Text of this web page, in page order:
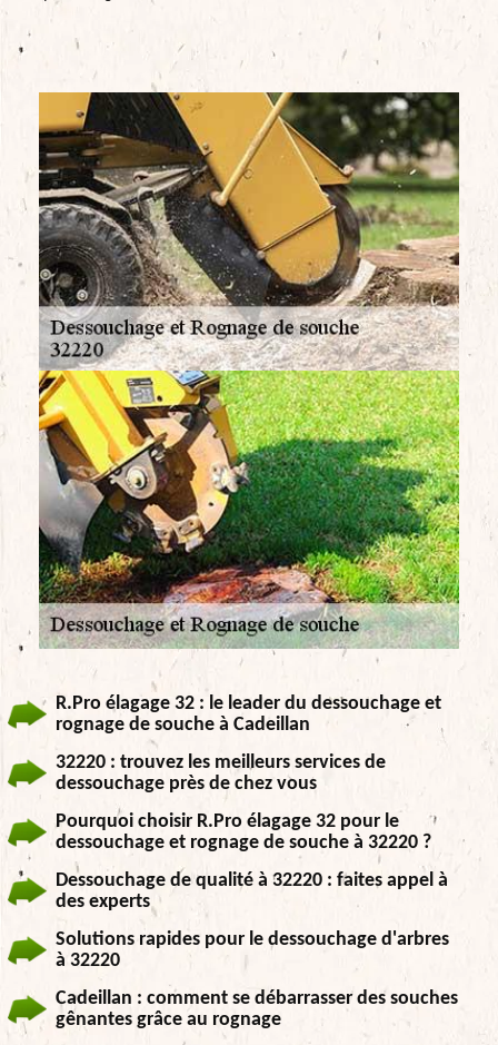
R.Pro élagage 32 : le leader du dessouchage et
rognage de souche à Cadeillan
32220 : trouvez les meilleurs services de
dessouchage près de chez vous
Pourquoi choisir R.Pro élagage 32 pour le
dessouchage et rognage de souche à 32220 ?
Dessouchage de qualité à 32220 : faites appel à
des experts
Solutions rapides pour le dessouchage d'arbres
à 32220
Cadeillan : comment se débarrasser des souches
gênantes grâce au rognage